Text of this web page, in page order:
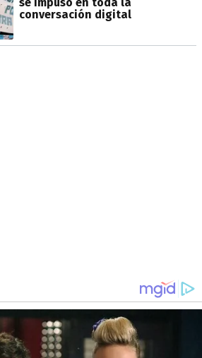
conversación digital